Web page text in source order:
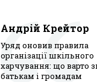
Андрій Крейтор
Уряд оновив правила
організації шкільного
харчування: що варто
батькам і громадам